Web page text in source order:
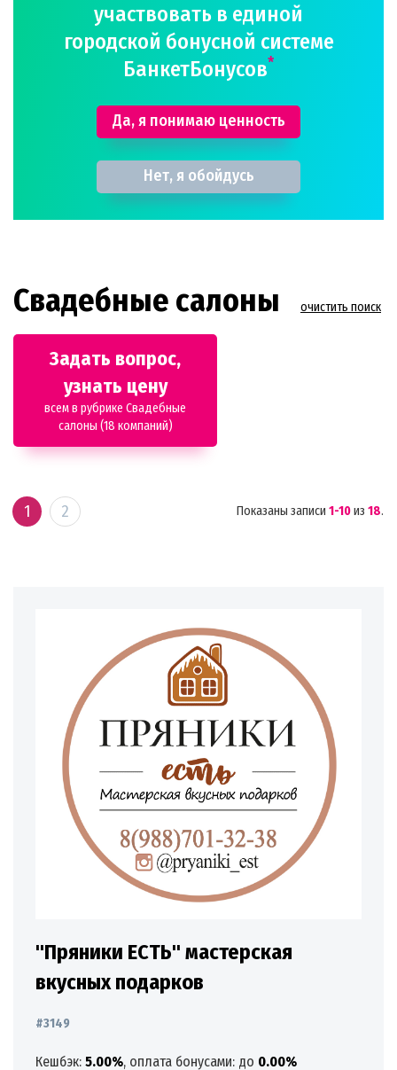
участвовать в единой
городской бонусной системе
БанкетБонусов*
Да, я понимаю ценность
Нет, я обойдусь
Свадебные салоны очистить поиск
Задать вопрос,
узнать цену
всем в рубрике Свадебные
салоны (18 компаний)
1 2 Показаны записи 1-10из 18.
"Пряники ЕСТЬ" мастерская
вкусных подарков
#3149
Кешбэк: 5.00%, оплата бонусами: до 0.00%